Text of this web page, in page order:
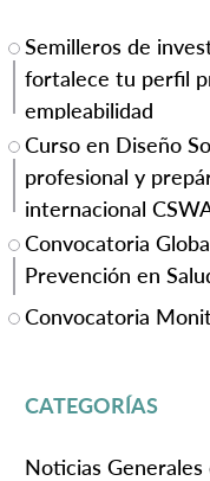
Semilleros de
fortalece tu perfil
empleabilidad
Curso en Diseño
profesional y
internacional
Convocatoria
Prevención en
Convocatoria
CATEGORÍAS
Noticias